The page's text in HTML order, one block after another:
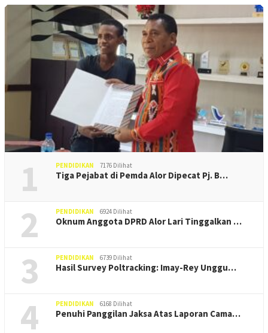
1 PENDIDIKAN 7176 Dilihat
Tiga Pejabat di Pemda Alor Dipecat Pj. B…
2 PENDIDIKAN 6924 Dilihat
Oknum Anggota DPRD Alor Lari Tinggalkan …
3 PENDIDIKAN 6739 Dilihat
Hasil Survey Poltracking: Imay-Rey Unggu…
4 PENDIDIKAN 6168 Dilihat
Penuhi Panggilan Jaksa Atas Laporan Cama…